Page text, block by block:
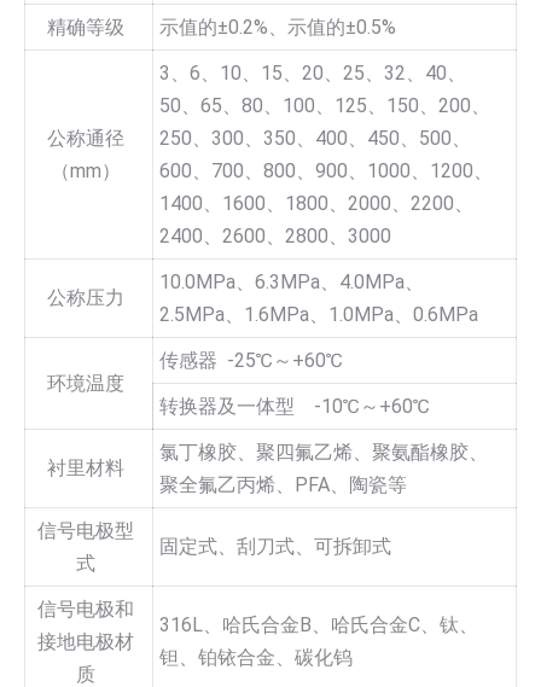
精确等级
示值的±0.2%、示值的±0.5%
公称通径
（mm）
3、6、10、15、20、25、32、40、
50、65、80、100、125、150、200、
250、300、350、400、450、500、
600、700、800、900、1000、1200、
1400、1600、1800、2000、2200、
2400、2600、2800、3000
公称压力
10.0MPa、6.3MPa、4.0MPa、
2.5MPa、1.6MPa、1.0MPa、0.6MPa
环境温度
传感器 -25℃～+60℃
转换器及一体型 -10℃～+60℃
衬里材料
氯丁橡胶、聚四氟乙烯、聚氨酯橡胶、
聚全氟乙丙烯、PFA、陶瓷等
信号电极型
式
固定式、刮刀式、可拆卸式
信号电极和
接地电极材
质
316L、哈氏合金B、哈氏合金C、钛、
钽、铂铱合金、碳化钨